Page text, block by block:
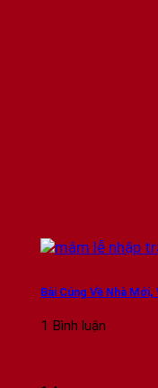
Bài Cúng Về Nhà
1 Bình luận